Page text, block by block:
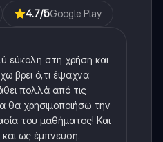
4.7/5Google Play
εύκολη στη χρήση και
βρει ό,τι έψαχνα
πολλά από τις
θα χρησιμοποιήσω την
του μαθήματος! Και
ως έμπνευση.